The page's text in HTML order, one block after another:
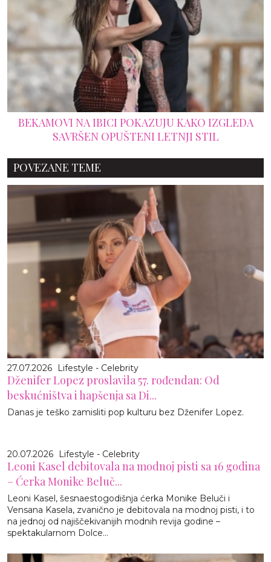
BEKAMOVI NA IBICI POKAZUJU KAKO IZGLEDA
SAVRŠEN OPUŠTENI LETNJI STIL
POVEZANE TEME
27.07.2026 Lifestyle - Celebrity
Dženifer Lopez proslavila 57. rođendan: Od
beskućništva i hapšenja sa Di...
Danas je teško zamisliti pop kulturu bez Dženifer Lopez.
20.07.2026 Lifestyle - Celebrity
Leoni Kasel debitovala na modnoj pisti sa 16 godina
– Ćerka Monike Beluč...
Leoni Kasel, šesnaestogodišnja ćerka Monike Beluči i
Vensana Kasela, zvanično je debitovala na modnoj pisti, i to
na jednoj od najiščekivanijih modnih revija godine –
spektakularnom Dolce...